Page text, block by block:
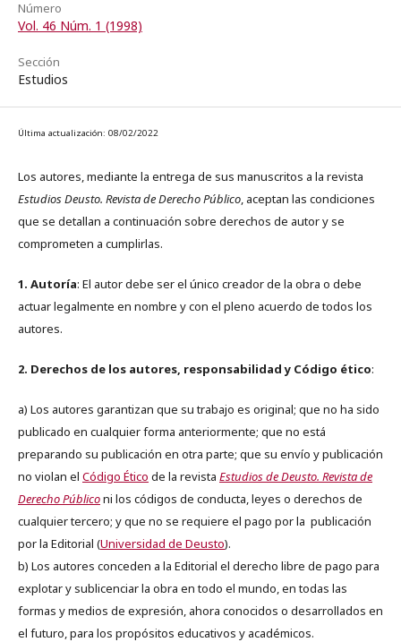
Número
Vol. 46 Núm. 1 (1998)
Sección
Estudios
Última actualización: 08/02/2022
Los autores, mediante la entrega de sus manuscritos a la revista
Estudios Deusto. Revista de Derecho Público, aceptan las condiciones
que se detallan a continuación sobre derechos de autor y se
comprometen a cumplirlas.
1. Autoría: El autor debe ser el único creador de la obra o debe
actuar legalmente en nombre y con el pleno acuerdo de todos los
autores.
2. Derechos de los autores, responsabilidad y Código ético:
a) Los autores garantizan que su trabajo es original; que no ha sido
publicado en cualquier forma anteriormente; que no está
preparando su publicación en otra parte; que su envío y publicación
no violan el Código Ético de la revista Estudios de Deusto. Revista de
Derecho Públiconi los códigos de conducta, leyes o derechos de
cualquier tercero; y que no se requiere el pago por la publicación
por la Editorial (Universidad de Deusto).
b) Los autores conceden a la Editorial el derecho libre de pago para
explotar y sublicenciar la obra en todo el mundo, en todas las
formas y medios de expresión, ahora conocidos o desarrollados en
el futuro, para los propósitos educativos y académicos.